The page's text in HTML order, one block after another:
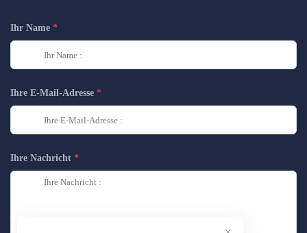
Ihr Name
Ihre E-Mail-Adresse
Ihre Nachricht